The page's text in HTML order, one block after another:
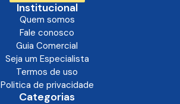
Institucional
Quem somos
Fale conosco
Guia Comercial
Seja um Especialista
Termos de uso
Politica de privacidade
Categorias